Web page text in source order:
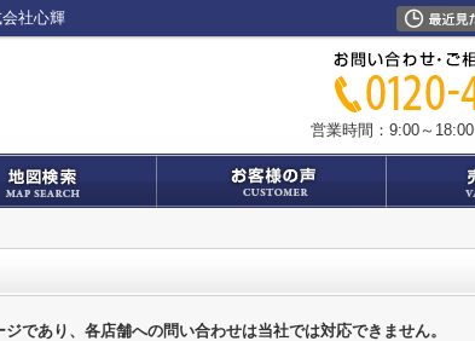
社心輝
営業時間：9:00～18:00
であり、各店舗への問い合わせは当社では対応できません。